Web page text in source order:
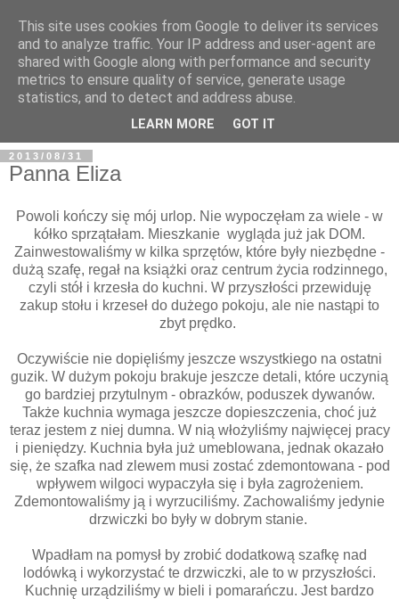
BFashions
2013/08/31
Panna Eliza
Powoli kończy się mój urlop. Nie wypoczęłam za wiele - w
kółko sprzątałam. Mieszkanie wygląda już jak DOM.
Zainwestowaliśmy w kilka sprzętów, które były niezbędne -
dużą szafę, regał na książki oraz centrum życia rodzinnego,
czyli stół i krzesła do kuchni. W przyszłości przewiduję
zakup stołu i krzeseł do dużego pokoju, ale nie nastąpi to
zbyt prędko.
Oczywiście nie dopięliśmy jeszcze wszystkiego na ostatni
guzik. W dużym pokoju brakuje jeszcze detali, które uczynią
go bardziej przytulnym - obrazków, poduszek dywanów.
Także kuchnia wymaga jeszcze dopieszczenia, choć już
teraz jestem z niej dumna. W nią włożyliśmy najwięcej pracy
i pieniędzy. Kuchnia była już umeblowana, jednak okazało
się, że szafka nad zlewem musi zostać zdemontowana - pod
wpływem wilgoci wypaczyła się i była zagrożeniem.
Zdemontowaliśmy ją i wyrzuciliśmy. Zachowaliśmy jedynie
drzwiczki bo były w dobrym stanie.
Wpadłam na pomysł by zrobić dodatkową szafkę nad
lodówką i wykorzystać te drzwiczki, ale to w przyszłości.
Kuchnię urządziliśmy w bieli i pomarańczu. Jest bardzo
This site uses cookies from Google to deliver its services
and to analyze traffic. Your IP address and user-agent are
shared with Google along with performance and security
metrics to ensure quality of service, generate usage
statistics, and to detect and address abuse.
LEARN MORE GOT IT